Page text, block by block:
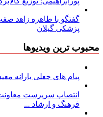
گفتگو با طاهره زاهد
پزشکی گیلان
محبوب ترین ویدیوها
پیام های جعلی یارانه
انتصاب سرپرست
فرهنگ و ارشاد ...